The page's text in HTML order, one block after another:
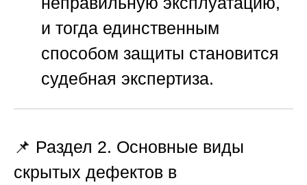
и тогда единственным
способом защиты становится
судебная экспертиза.
📌 Раздел 2. Основные виды
скрытых дефектов в